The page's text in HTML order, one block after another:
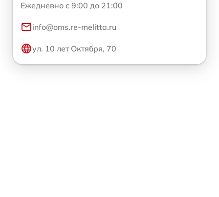
Ежедневно с 9:00 до 21:00
info@oms.re-melitta.ru
ул. 10 лет Октября, 70